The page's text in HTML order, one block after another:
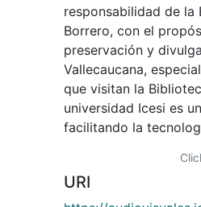
responsabilidad de la
Borrero, con el
preservación y
Vallecaucana,
que visitan la
universidad Icesi es
facilitando la
URI